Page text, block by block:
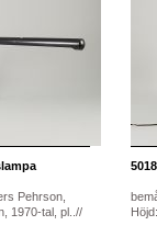
Pehrson,
1970-tal, pl..//
5018